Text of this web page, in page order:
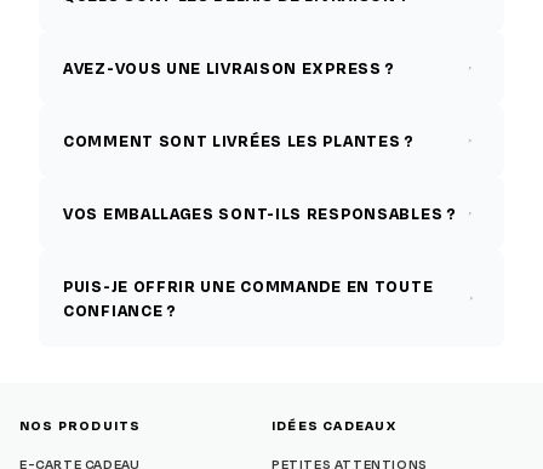
AVEZ-VOUS UNE LIVRAISON EXPRESS ?
COMMENT SONT LIVRÉES LES PLANTES ?
VOS EMBALLAGES SONT-ILS RESPONSABLES ?
PUIS-JE OFFRIR UNE COMMANDE EN TOUTE
CONFIANCE ?
NOS PRODUITS
E-CARTE CADEAU
IDÉES CADEAUX
PETITES ATTENTIONS